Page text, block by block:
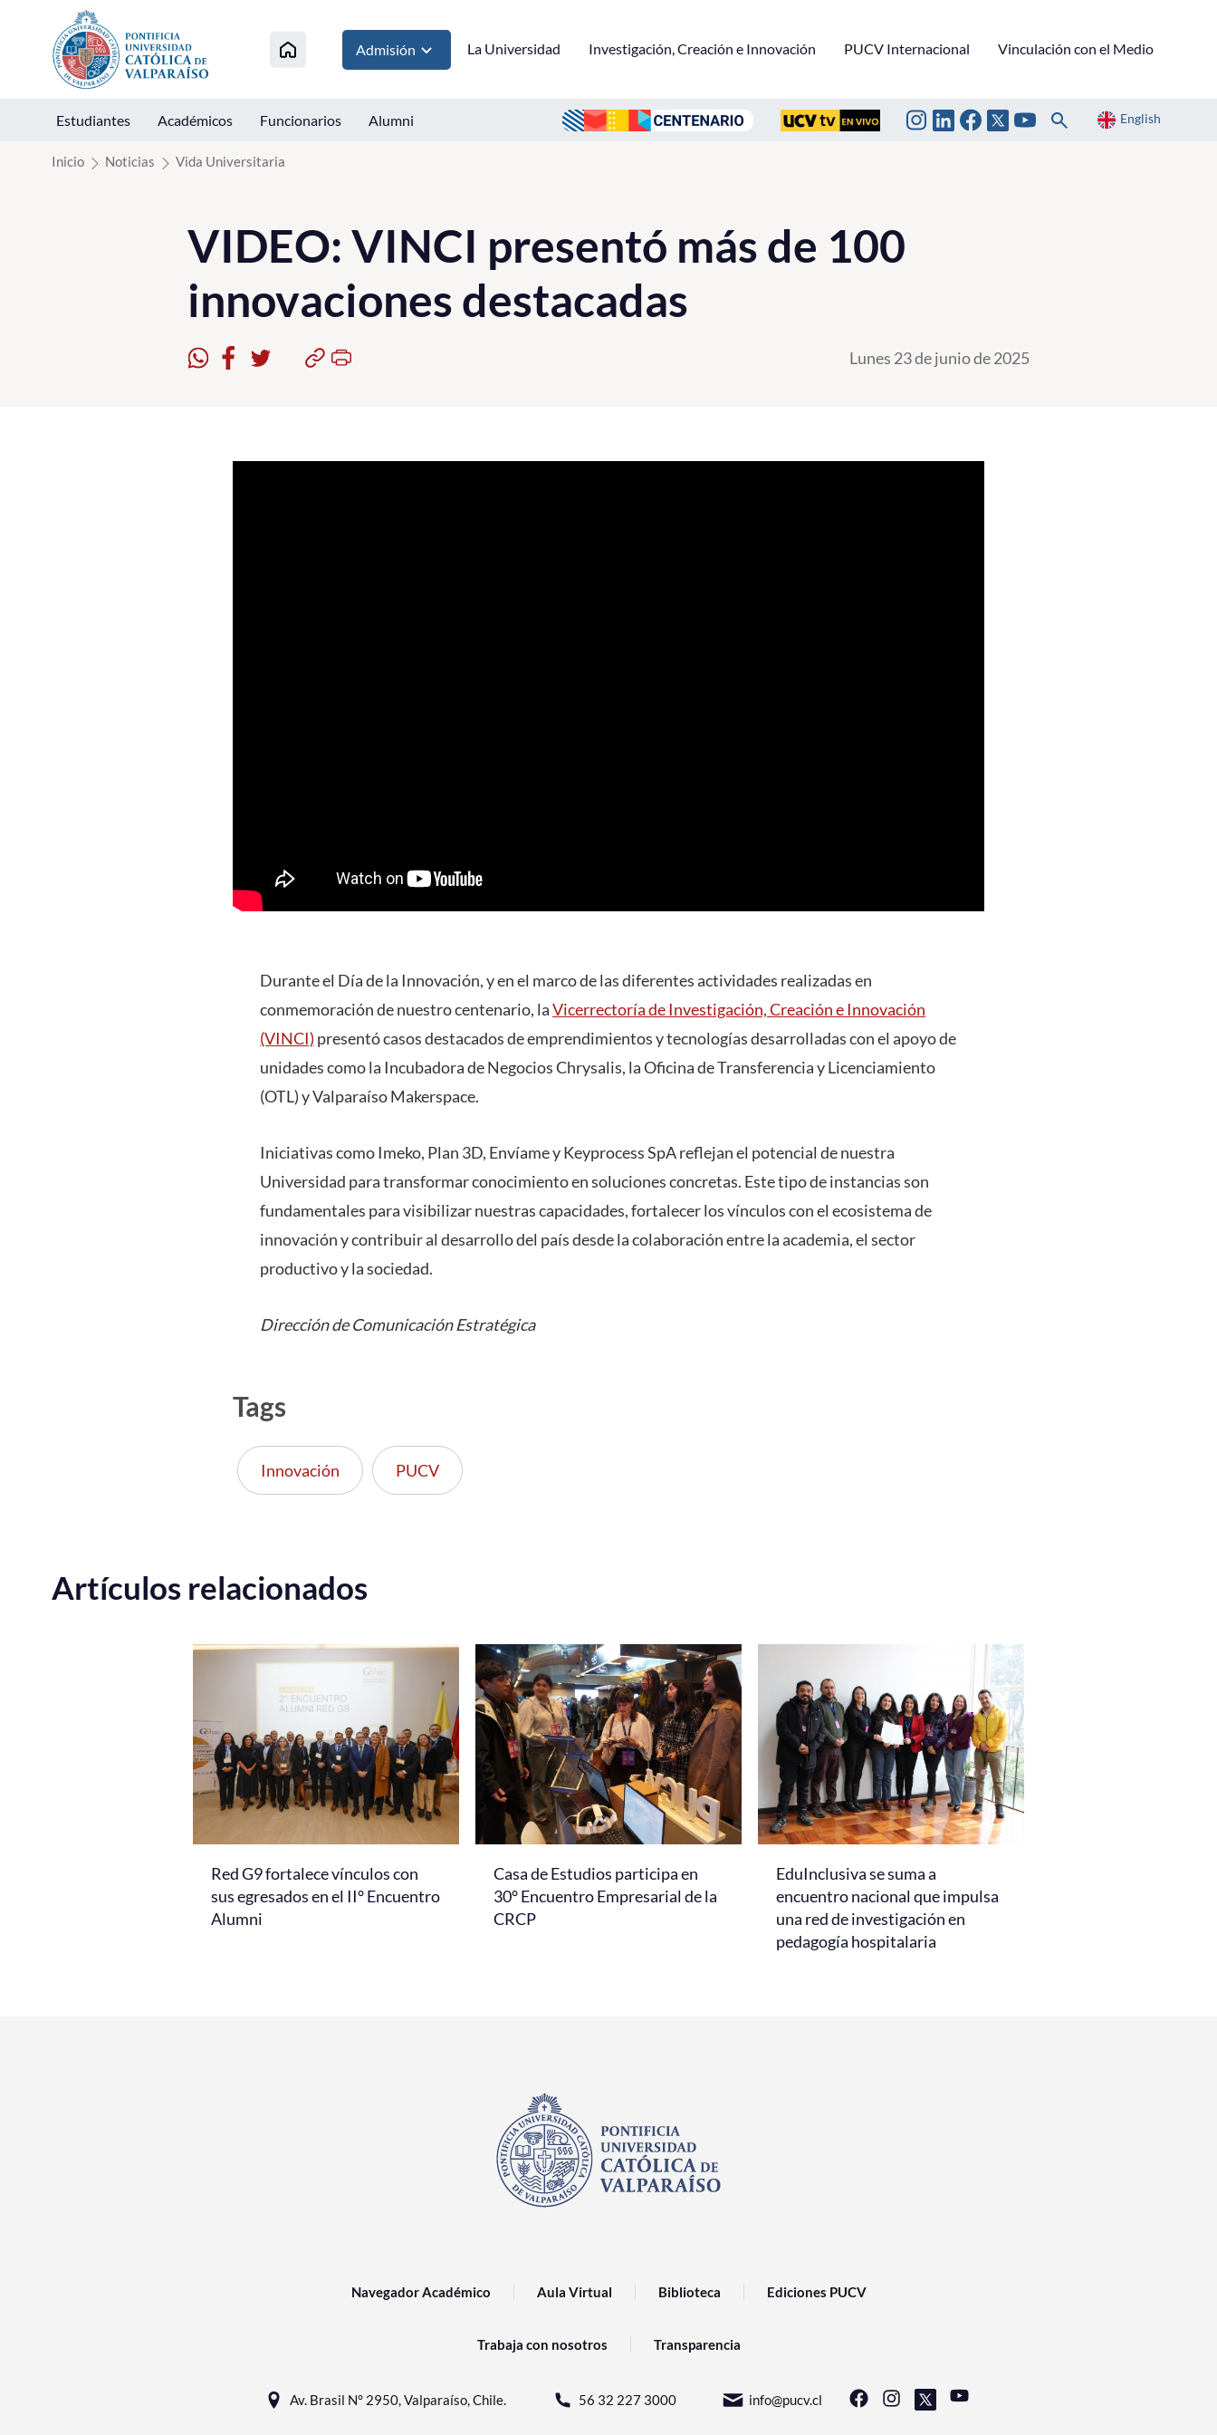
Click acá para ir directamente al contenido
Admisión La Universidad Investigación, Creación e Innovación PUCV Internacional Vinculación con el Medio
Estudiantes Académicos Funcionarios Alumni English
Inicio Noticias Vida Universitaria
VIDEO: VINCI presentó más de 100
innovaciones destacadas
Lunes 23 de junio de 2025
Durante el Día de la Innovación, y en el marco de las diferentes actividades realizadas en
conmemoración de nuestro centenario, laVicerrectoría de Investigación, Creación e Innovación
(VINCI) presentó casos destacados de emprendimientos y tecnologías desarrolladas con el apoyo de
unidades como la Incubadora de Negocios Chrysalis, la Oficina de Transferencia y Licenciamiento
(OTL) y Valparaíso Makerspace.
Iniciativas como Imeko, Plan 3D, Envíame y Keyprocess SpA reflejan el potencial de nuestra
Universidad para transformar conocimiento en soluciones concretas. Este tipo de instancias son
fundamentales para visibilizar nuestras capacidades, fortalecer los vínculos con el ecosistema de
innovación y contribuir al desarrollo del país desde la colaboración entre la academia, el sector
productivo y la sociedad.
Dirección de Comunicación Estratégica
Tags
Innovación PUCV
Artículos relacionados
Red G9 fortalece vínculos con
sus egresados en el II° Encuentro
Alumni
Casa de Estudios participa en
30° Encuentro Empresarial de la
CRCP
EduInclusiva se suma a
encuentro nacional que impulsa
una red de investigación en
pedagogía hospitalaria
Navegador Académico Aula Virtual Biblioteca Ediciones PUCV
Trabaja con nosotros Transparencia
Av. Brasil N° 2950, Valparaíso, Chile. 56 32 227 3000 info@pucv.cl